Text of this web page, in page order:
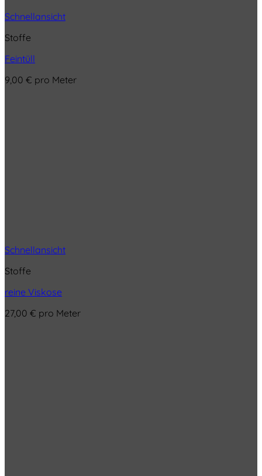
Schnellansicht
Stoffe
Feintüll
9,00 € pro Meter
Schnellansicht
Stoffe
reine Viskose
27,00 € pro Meter